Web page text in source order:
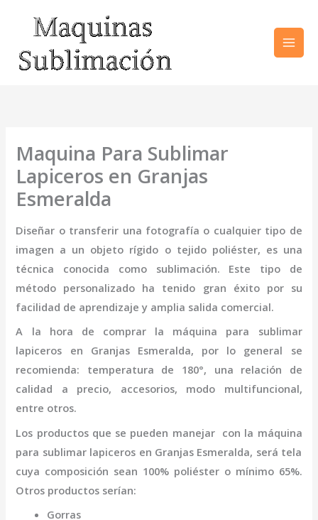
contenido
Maquina Para Sublimar
Lapiceros en Granjas
Esmeralda
Diseñar o transferir una fotografía o cualquier tipo de
imagen a un objeto rígido o tejido poliéster, es una
técnica conocida como sublimación. Este tipo de
método personalizado ha tenido gran éxito por su
facilidad de aprendizaje y amplia salida comercial.
A la hora de comprar la máquina para sublimar
lapiceros en Granjas Esmeralda, por lo general se
recomienda: temperatura de 180°, una relación de
calidad a precio, accesorios, modo multifuncional,
entre otros.
Los productos que se pueden manejar con la máquina
para sublimar lapiceros en Granjas Esmeralda, será tela
cuya composición sean 100% poliéster o mínimo 65%.
Otros productos serían:
Gorras